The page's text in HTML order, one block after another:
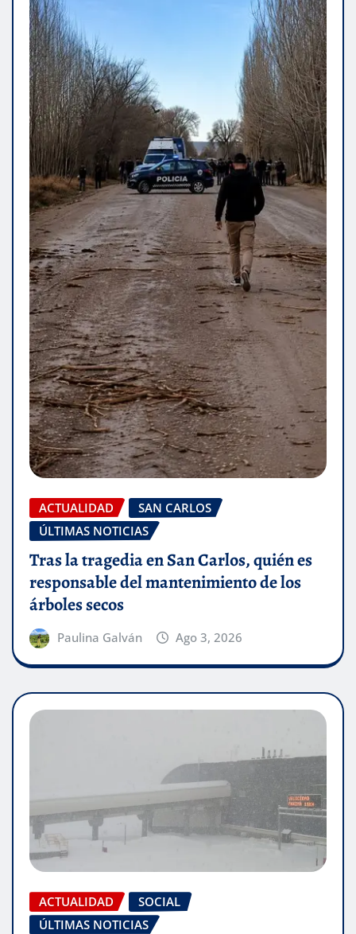
ACTUALIDAD
SAN CARLOS
ÚLTIMAS NOTICIAS
Tras la tragedia en San Carlos, quién es
responsable del mantenimiento de los
árboles secos
Paulina Galván Ago 3, 2026
ACTUALIDAD
SOCIAL
ÚLTIMAS NOTICIAS